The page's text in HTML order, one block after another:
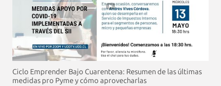
Ciclo Emprender Bajo Cuarentena: Resumen de las últimas
medidas pro Pyme y cómo aprovecharlas